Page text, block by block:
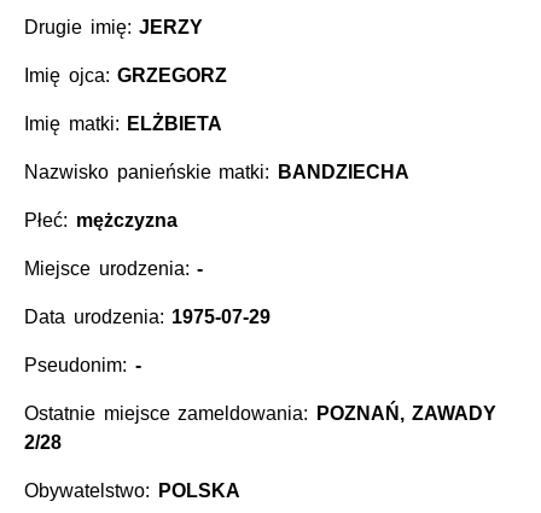
Drugie imię:JERZY
Imię ojca:GRZEGORZ
Imię matki: ELŻBIETA
Nazwisko panieńskie matki: BANDZIECHA
Płeć: mężczyzna
Miejsce urodzenia:-
Data urodzenia: 1975-07-29
Pseudonim: -
Ostatnie miejsce zameldowania:
POZNAŃ, ZAWADY
2/28
Obywatelstwo: POLSKA